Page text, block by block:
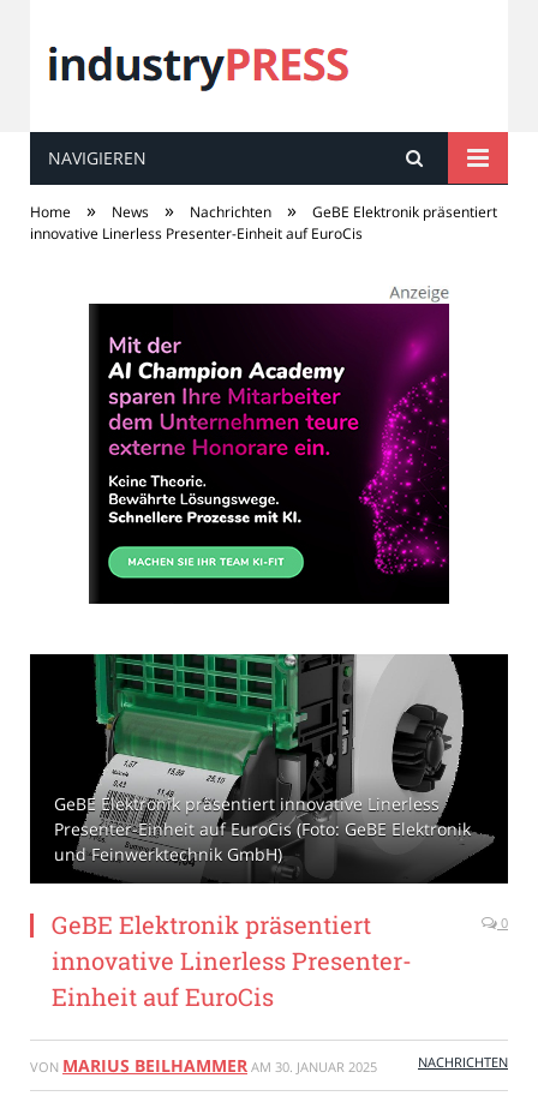
industryPRESS
NAVIGIEREN
Home » News » Nachrichten »
GeBE Elektronik präsentiert
innovative Linerless Presenter-Einheit auf EuroCis
GeBE Elektronik präsentiert innovative Linerless
Presenter-Einheit auf EuroCis (Foto: GeBE Elektronik
und Feinwerktechnik GmbH)
GeBE Elektronik präsentiert
innovative Linerless Presenter-
Einheit auf EuroCis
0
VON MARIUS BEILHAMMER AM 30. JANUAR 2025 NACHRICHTEN